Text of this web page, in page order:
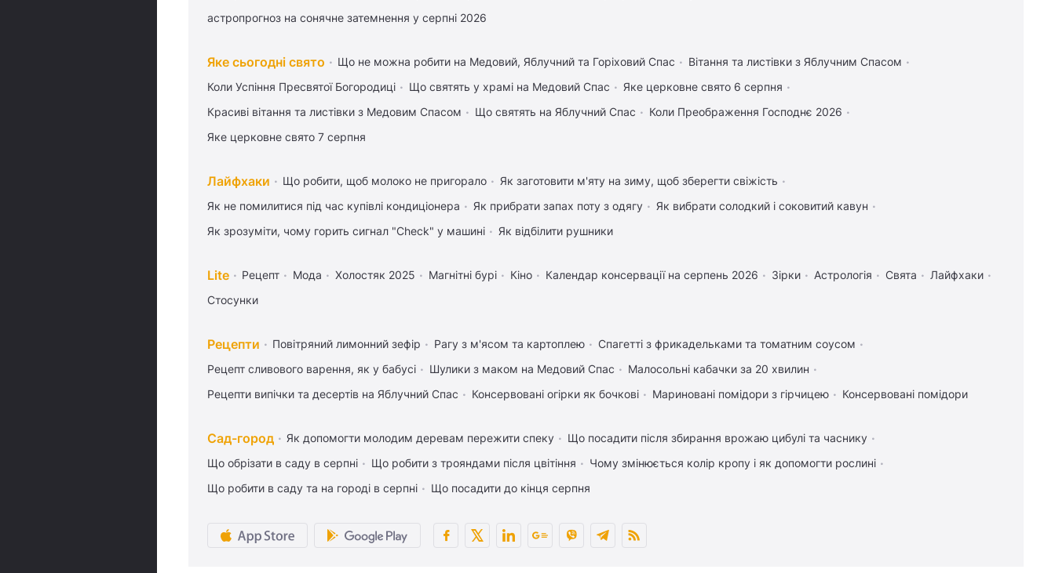
астропрогноз на сонячне затемнення у серпні 2026
Яке сьогодні свято Що не можна робити на Медовий, Яблучний та Горіховий Спас
Вітання та листівки з Яблучним Спасом
Коли Успіння Пресвятої Богородиці
Що святять у храмі на Медовий Спас
Яке церковне свято 6 серпня
Красиві вітання та листівки з Медовим Спасом
Що святять на Яблучний Спас
Коли Преображення Господнє 2026
Яке церковне свято 7 серпня
Лайфхаки Що робити, щоб молоко не пригорало
Як заготовити м'яту на зиму, щоб зберегти свіжість
Як не помилитися під час купівлі кондиціонера
Як прибрати запах поту з одягу
Як вибрати солодкий і соковитий кавун
Як зрозуміти, чому горить сигнал "Check" у машині
Як відбілити рушники
Lite Рецепт Мода Холостяк 2025 Магнітні бурі Кіно Календар консервації на серпень 2026 Зірки Астрологія Свята
Лайфхаки
Стосунки
Рецепти Повітряний лимонний зефір Рагу з м'ясом та картоплею
Спагетті з фрикадельками та томатним соусом
Рецепт сливового варення, як у бабусі
Шулики з маком на Медовий Спас
Малосольні кабачки за 20 хвилин
Рецепти випічки та десертів на Яблучний Спас
Консервовані огірки як бочкові Мариновані помідори з гірчицею Консервовані помідори
Сад-город Як допомогти молодим деревам пережити спеку
Що посадити після збирання врожаю цибулі та часнику
Що обрізати в саду в серпні
Що робити з трояндами після цвітіння
Чому змінюється колір кропу і як допомогти рослині
Що робити в саду та на городі в серпні
Що посадити до кінця серпня